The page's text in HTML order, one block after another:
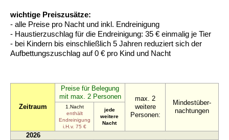
wichtige Preiszusätze:
- alle Preise pro Nacht und inkl. Endreinigung
- Haustierzuschlag für die Endreinigung: 35 € einmalig je Tier
- bei Kindern bis einschließlich 5 Jahren reduziert sich der
Aufbettungszuschlag auf 0 € pro Kind und Nacht
Zeitraum
Preise für Belegung
mit max. 2 Personen
max. 2
weitere
Personen:
Mindestüber-
nachtungen
1.Nacht
enthält
Endreinigung
i.H.v. 75 €
jede
weitere
Nacht
2026